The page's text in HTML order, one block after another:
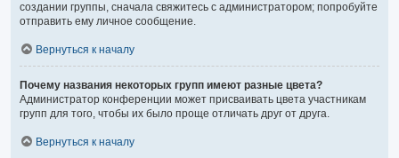
создании группы, сначала свяжитесь с администратором; попробуйте
отправить ему личное сообщение.
Вернуться к началу
Почему названия некоторых групп имеют разные цвета?
Администратор конференции может присваивать цвета участникам
групп для того, чтобы их было проще отличать друг от друга.
Вернуться к началу